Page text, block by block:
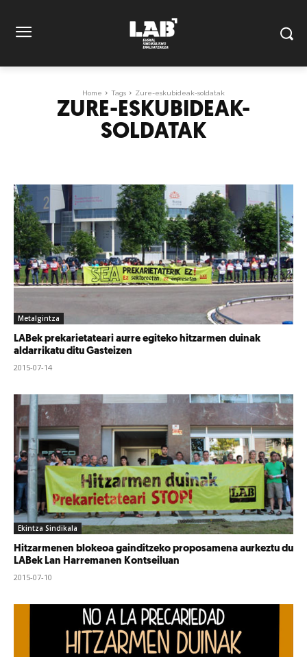
Home Tags Zure-eskubideak-soldatak
ZURE-ESKUBIDEAK-
SOLDATAK
Metalgintza
LABek prekarietateari aurre egiteko hitzarmen duinak
aldarrikatu ditu Gasteizen
2015-07-14
Ekintza Sindikala
Hitzarmenen blokeoa gainditzeko proposamena aurkeztu du
LABek Lan Harremanen Kontseiluan
2015-07-10